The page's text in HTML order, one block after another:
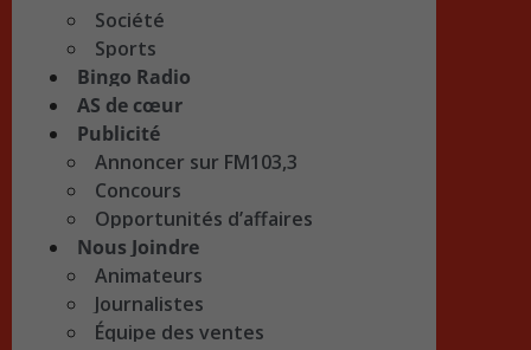
Société
Sports
Bingo Radio
AS de cœur
Publicité
Annoncer sur FM103,3
Concours
Opportunités d’affaires
Nous Joindre
Animateurs
Journalistes
Équipe des ventes